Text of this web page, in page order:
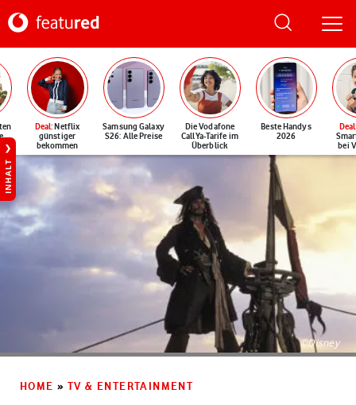
Deal: Netflix
günstiger
bekommen
Samsung Galaxy
S26: Alle Preise
Die Vodafone
CallYa-Tarife im
Überblick
Beste Handys
2026
Deal
bei
INHALT
©Disney
HOME » TV & ENTERTAINMENT